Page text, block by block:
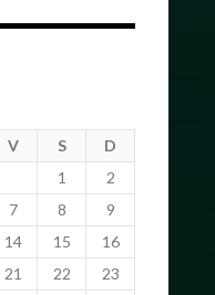
V S
D
1
2
7 8
9
14 15
16
21 22
23